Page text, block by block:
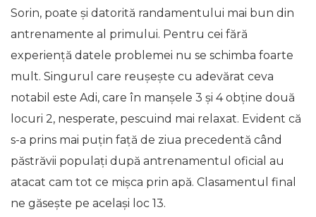
Sorin, poate și datorită randamentului mai bun din
antrenamente al primului. Pentru cei fără
experiență datele problemei nu se schimba foarte
mult. Singurul care reușește cu adevărat ceva
notabil este Adi, care în manșele 3 și 4 obține două
locuri 2, nesperate, pescuind mai relaxat. Evident că
s-a prins mai puțin față de ziua precedentă când
păstrăvii populați după antrenamentul oficial au
atacat cam tot ce mișca prin apă. Clasamentul final
ne găsește pe același loc 13.